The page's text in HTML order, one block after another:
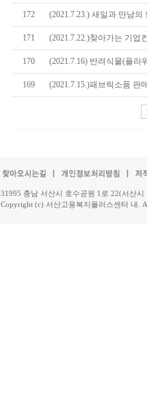
172 (2021.7.23.) 새일과 만남의
171 (2021.7.22.)찾아가는 기업
170 (2021.7.16) 반려식물(플라
169 (2021.7.15.)패브릭소품 판
31995 충남 서산시 호수공원 1로 22(서산
Copyright (c) 서산고용복지플러스센터 내.